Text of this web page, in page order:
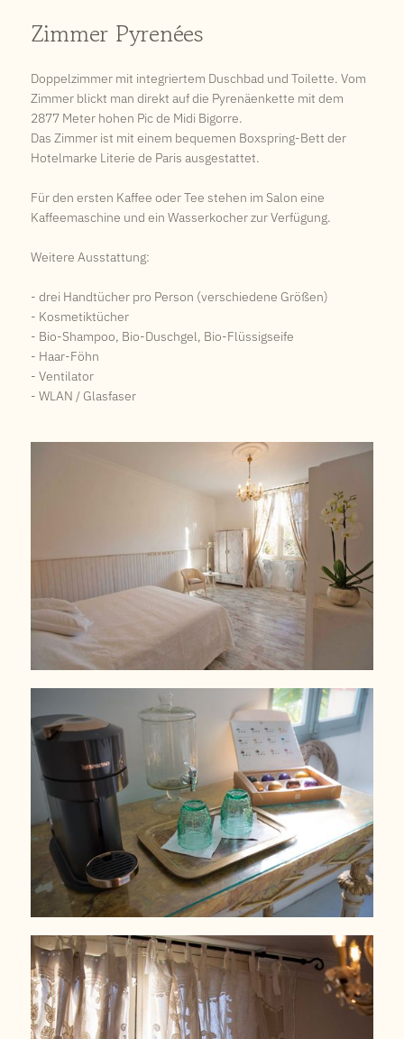
Zimmer Pyrenées
Doppelzimmer mit integriertem Duschbad und Toilette. Vom
Zimmer blickt man direkt auf die Pyrenäenkette mit dem
2877 Meter hohen Pic de Midi Bigorre.
Das Zimmer ist mit einem bequemen Boxspring-Bett der
Hotelmarke Literie de Paris ausgestattet.
Für den ersten Kaffee oder Tee stehen im Salon eine
Kaffeemaschine und ein Wasserkocher zur Verfügung.
Weitere Ausstattung:
- drei Handtücher pro Person (verschiedene Größen)
- Kosmetiktücher
- Bio-Shampoo, Bio-Duschgel, Bio-Flüssigseife
- Haar-Föhn
- Ventilator
- WLAN / Glasfaser